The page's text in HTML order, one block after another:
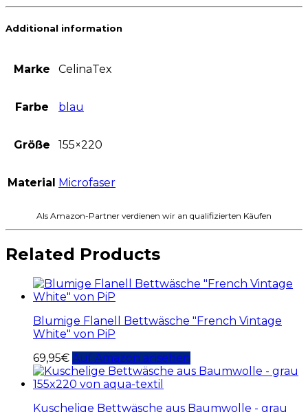
Additional information
Marke CelinaTex
Farbe blau
Größe 155×220
Material Microfaser
Als Amazon-Partner verdienen wir an qualifizierten Käufen
Related Products
Blumige Flanell Bettwäsche "French Vintage
White" von PiP
69,95€ Auf Amazon ansehen
Kuschelige Bettwäsche aus Baumwolle - grau